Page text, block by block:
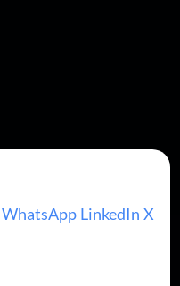
WhatsApp LinkedIn X